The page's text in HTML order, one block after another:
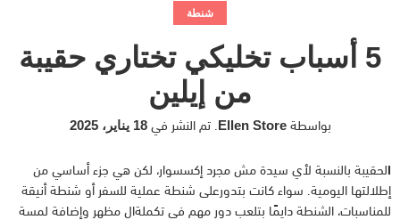
شنطة
5 أسباب تخليكي تختاري حقيبة
من إيلين
بواسطةEllen Store
.تم النشر في18 يناير، 2025
الحقيبة بالنسبة لأي سيدة مش مجرد إكسسوار، لكن هي جزء أساسي من
إطلالتها اليومية. سواء كانت بتدورعلى شنطة عملية للسفر أو شنطة أنيقة
للمناسبات، الشنطة دايمًا بتلعب دور مهم في تكملةال مظهر وإضافة لمسة